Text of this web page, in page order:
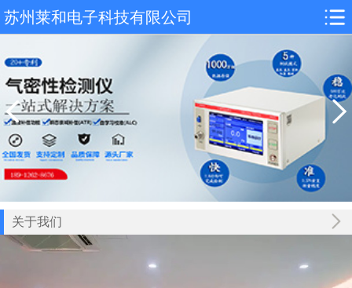
苏州莱和电子科技有限公司
关于我们